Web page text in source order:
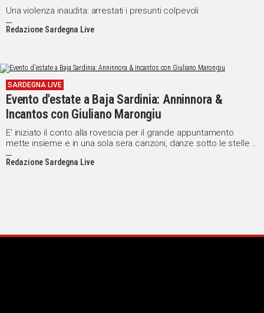
Una violenza inaudita: arrestati i presunti colpevoli
Redazione Sardegna Live
SARDEGNA LIVE
Evento d'estate a Baja Sardinia: Anninnora &
Incantos con Giuliano Marongiu
E' iniziato il conto alla rovescia per il grande appuntamento
mette insieme e in una sola sera canzoni, danze sotto le stelle e
tradizioni popolari della Sardegna, con inserti di comicità e
sicuro intrattenimento.
Redazione Sardegna Live